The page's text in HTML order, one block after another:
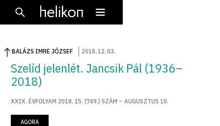
BALÁZS IMRE JÓZSEF 2018. 12.03.
Szelíd jelenlét. Jancsik Pál (1936–
2018)
XXIX. ÉVFOLYAM 2018. 15. (749.) SZÁM – AUGUSZTUS 10.
AGORA